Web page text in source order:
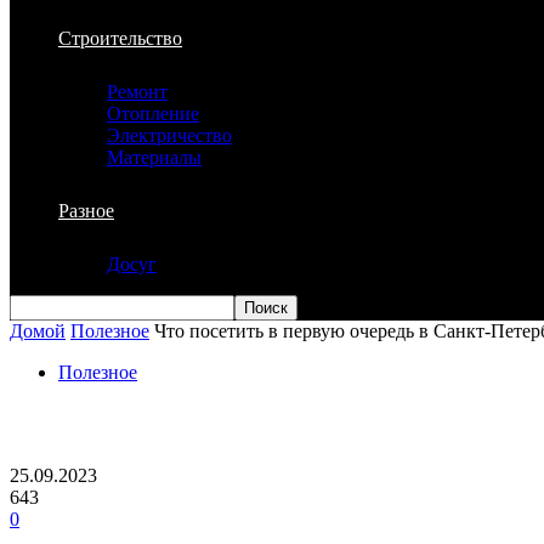
Строительство
Ремонт
Отопление
Электричество
Материалы
Разное
Досуг
Домой Полезное Что посетить в первую очередь в Санкт-
Полезное
25.09.2023
643
0